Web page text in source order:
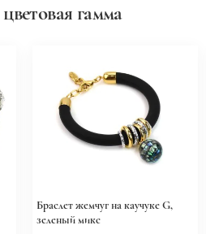
гамма
Браслет жемчуг на каучуке G,
зеленый микс